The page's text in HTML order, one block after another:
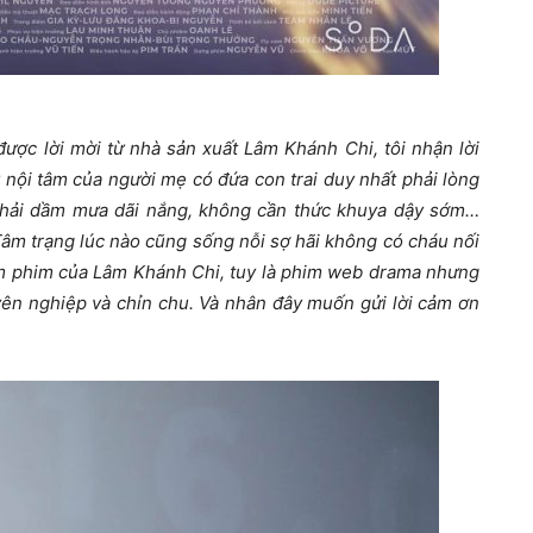
lời mời từ nhà sản xuất Lâm Khánh Chi, tôi nhận lời
tâm của người mẹ có đứa con trai duy nhất phải lòng
dầm mưa dãi nắng, không cần thức khuya dậy sớm…
trạng lúc nào cũng sống nỗi sợ hãi không có cháu nối
của Lâm Khánh Chi, tuy là phim web drama nhưng
nghiệp và chỉn chu. Và nhân đây muốn gửi lời cảm ơn